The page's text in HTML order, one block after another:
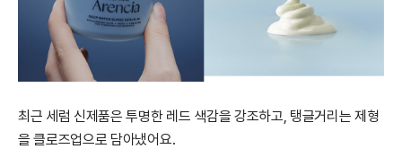
최근 세럼 신제품은 투명한 레드 색감을 강조하고, 탱글거리는 제형
을 클로즈업으로 담아냈어요.